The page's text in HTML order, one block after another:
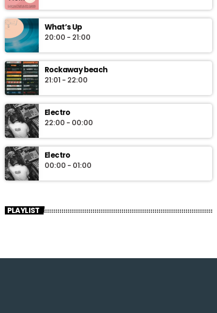
What’s Up
20:00 - 21:00
Rockaway beach
21:01 - 22:00
Electro
22:00 - 00:00
Electro
00:00 - 01:00
PLAYLIST